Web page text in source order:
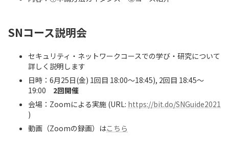
SNコース説明会
セキュリティ・ネットワークコースでの学び・研究について
詳しく説明します
日時：6月25日(金) 1回目 18:00～18:45), 2回目 18:45～
19:00 2回開催
会場：Zoomによる実施 (URL: https://bit.do/SNGuide2021
)
動画（Zoomの録画）はこちら